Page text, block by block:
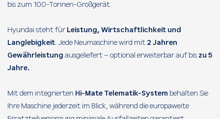
bis zum 100-Tonnen-Großgerät.
Hyundai steht für Leistung, Wirtschaftlichkeit und
Langlebigkeit . Jede Neumaschine wird mit 2 Jahren
Gewährleistung ausgeliefert – optional erweiterbar auf bis zu 5
Jahre.
Mit dem integrierten Hi-Mate Telematik-System behalten Sie
Ihre Maschine jederzeit im Blick, während die europaweite